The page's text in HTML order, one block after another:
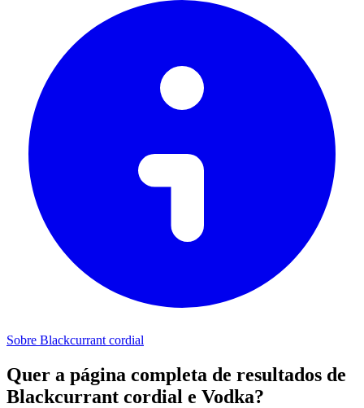
Sobre Blackcurrant cordial
Quer a página completa de resultados de
Blackcurrant cordial e Vodka?